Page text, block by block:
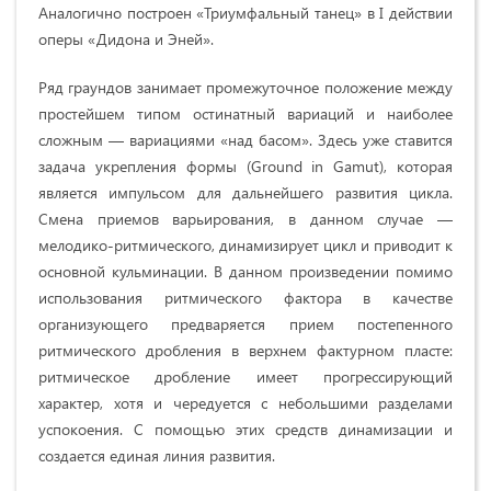
Аналогично построен «Триумфальный танец» в I действии
оперы «Дидона и Эней».
Ряд граундов занимает промежуточное положение между
простейшем типом остинатный вариаций и наиболее
сложным — вариациями «над басом». Здесь уже ставится
задача укрепления формы (Ground in Gamut), которая
является импульсом для дальнейшего развития цикла.
Смена приемов варьирования, в данном случае —
мелодико-ритмического, динамизирует цикл и приводит к
основной кульминации. В данном произведении помимо
использования ритмического фактора в качестве
организующего предваряется прием постепенного
ритмического дробления в верхнем фактурном пласте:
ритмическое дробление имеет прогрессирующий
характер, хотя и чередуется с небольшими разделами
успокоения. С помощью этих средств динамизации и
создается единая линия развития.